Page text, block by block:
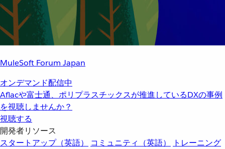
MuleSoft Forum Japan
オンデマンド配信中
Aflacや富士通、ポリプラスチックスが推進しているDXの事例
を視聴しませんか？
視聴する
開発者リソース
スタートアップ（英語）
コミュニティ（英語）
トレーニング